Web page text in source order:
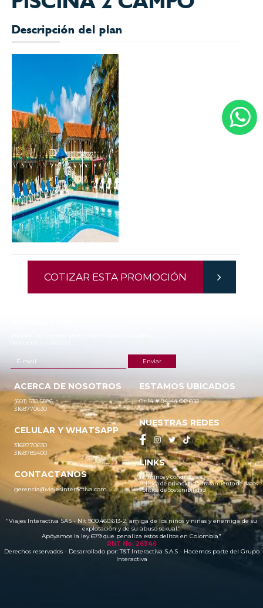
Descripción del plan
COTIZAR ESTA PROMOCIÓN
ACERCA DE NOSOTROS
(601) 530 5586
3168770630
CELULAR Y WHATSAPP
3168770630
3168785400
CONTACTANOS
gerencia@viajesinteractiva.com
ESTAMOS UBICADOS
Cr 14 # 94-44 OF 602
NUESTRAS REDES
LINKS
Términos y condiciones
Política de privacidad y tratamiento de datos
Política de Sostenibilidad
"Viajes Interactiva SAS - Nit 900.460.613-2, amiga de los niños y niñas y enemiga de su
explotación y de su abuso sexual."
Apóyamos la ley 679 que penaliza estos delitos en Colombia"
RNT No. 26346
Derechos reservados - Desarrollado por:T&T Interactiva S.A.S- Hacemos parte del Grupo
Interactiva